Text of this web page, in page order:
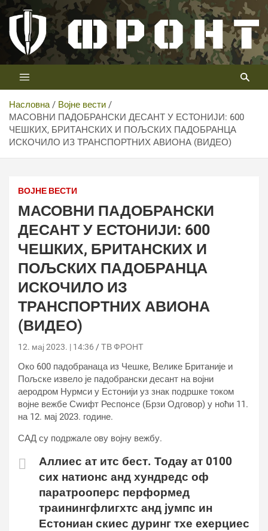
Скип
цонтент
Телевизија ФРОНТ
Први војни канал у Србији
Насловна
Војне вести
МАСОВНИ ПАДОБРАНСКИ ДЕСАНТ У ЕСТОНИЈИ: 600
ЧЕШКИХ, БРИТАНСКИХ И ПОЉСКИХ ПАДОБРАНЦА
ИСКОЧИЛО ИЗ ТРАНСПОРТНИХ АВИОНА (ВИДЕО)
ВОЈНЕ ВЕСТИ
МАСОВНИ ПАДОБРАНСКИ
ДЕСАНТ У ЕСТОНИЈИ: 600
ЧЕШКИХ, БРИТАНСКИХ И
ПОЉСКИХ ПАДОБРАНЦА
ИСКОЧИЛО ИЗ
ТРАНСПОРТНИХ АВИОНА
(ВИДЕО)
12. мај 2023. | 14:36 ТВ ФРОНТ
Око 600 падобранаца из Чешке, Велике Британије и
Пољске извело је падобрански десант на војни
аеродром Нурмси у Естонији уз знак подршке током
војне вежбе Сwифт Респонсе (Брзи Одговор) у ноћи 11.
на 12. мај 2023. године.
САД су подржале ову војну вежбу.
Аллиес ат итс бест. Тодаy ат 0100
сиx натионс анд хундредс оф
паратрооперс перформед
траинингфлигхтс анд јумпс ин
Естониан скиес дуринг тхе еxерциес